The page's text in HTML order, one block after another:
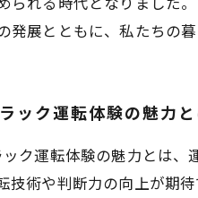
発展とともに、私たちの
ック運転体験の魅力
ク運転体験の魅力とは
技術や判断力の向上が期